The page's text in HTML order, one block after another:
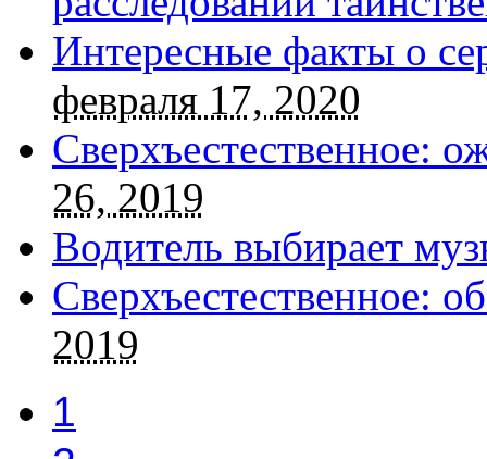
Интересные факты о
февраля 17, 2020
Сверхъестественное:
26, 2019
Водитель выбирает
Сверхъестественное:
2019
1